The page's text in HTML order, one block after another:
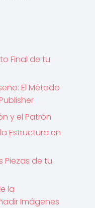
Final de tu
El Método
y el Patrón
Estructura en
Piezas de tu
la
Imágenes